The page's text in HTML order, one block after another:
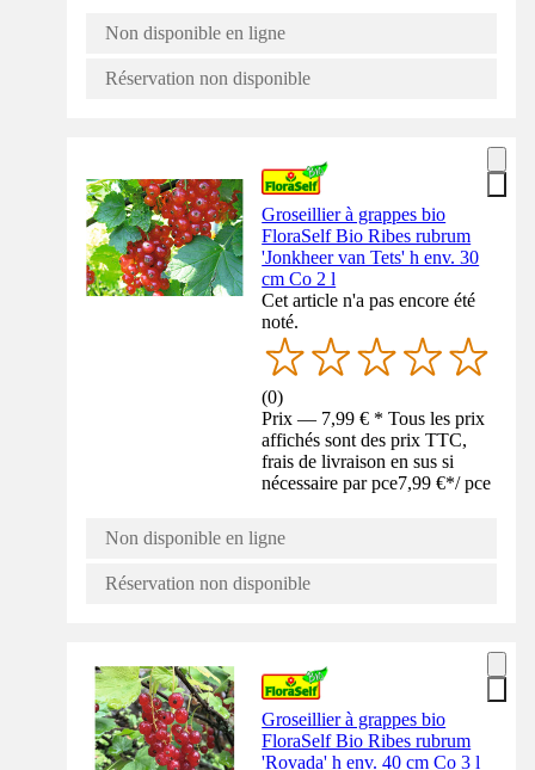
Non disponible en ligne
Réservation non disponible
Groseillier à grappes bio
FloraSelf Bio Ribes rubrum
'Jonkheer van Tets' h env. 30
cm Co 2 l
Cet article n'a pas encore été
noté.
(0)
Prix — 7,99 € * Tous les prix
affichés sont des prix TTC,
frais de livraison en sus si
nécessaire par pce7,99 €*/ pce
Non disponible en ligne
Réservation non disponible
Groseillier à grappes bio
FloraSelf Bio Ribes rubrum
'Rovada' h env. 40 cm Co 3 l